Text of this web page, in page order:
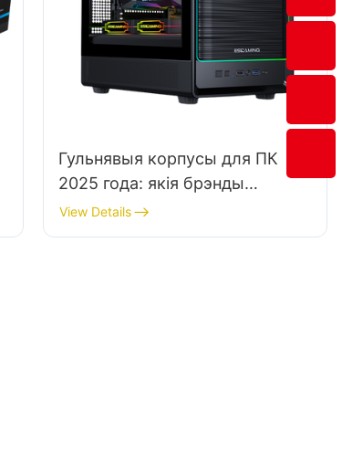
Гульнявыя корпусы для ПК
2025 года: якія брэнды
прапануюць найлепшую
якасць і дызайн?
View Details